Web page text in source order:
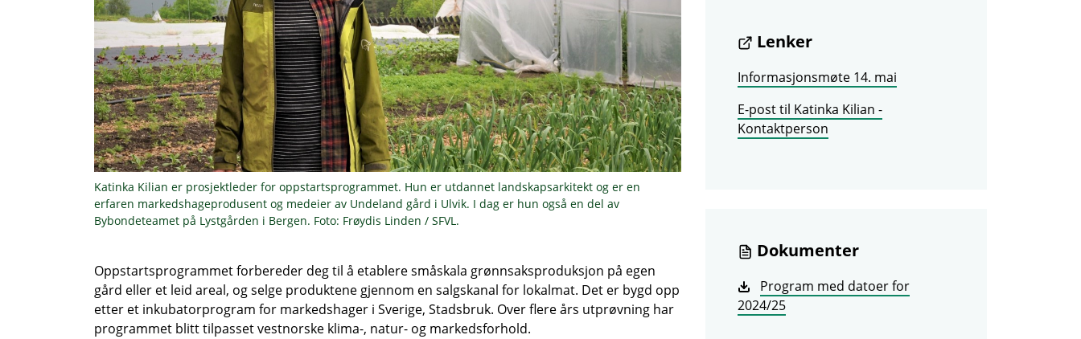
Katinka Kilian er prosjektleder for oppstartsprogrammet. Hun er utdannet landskapsarkitekt og er en
erfaren markedshageprodusent og medeier av Undeland gård i Ulvik. I dag er hun også en del av
Bybondeteamet på Lystgården i Bergen. Foto: Frøydis Linden / SFVL.
Oppstartsprogrammet forbereder deg til å etablere småskala grønnsaksproduksjon på egen
gård eller et leid areal, og selge produktene gjennom en salgskanal for lokalmat. Det er bygd opp
etter et inkubatorprogram for markedshager i Sverige, Stadsbruk. Over flere års utprøvning har
programmet blitt tilpasset vestnorske klima-, natur- og markedsforhold.
Lenker
Informasjonsmøte 14. mai
E-post til Katinka Kilian -
Kontaktperson
Dokumenter
Program med datoer for
2024/25